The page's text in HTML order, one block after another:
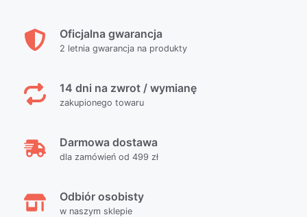
Oficjalna gwarancja
2 letnia gwarancja na produkty
14 dni na zwrot / wymianę
zakupionego towaru
Darmowa dostawa
dla zamówień od 499 zł
Odbiór osobisty
w naszym sklepie